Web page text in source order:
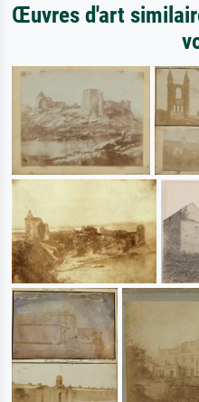
Œuvres d'art